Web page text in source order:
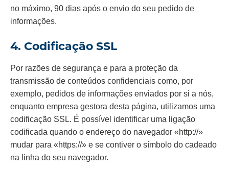
no máximo, 90 dias após o envio do seu pedido de
informações.
4. Codificação SSL
Por razões de segurança e para a proteção da
transmissão de conteúdos confidenciais como, por
exemplo, pedidos de informações enviados por si a nós,
enquanto empresa gestora desta página, utilizamos uma
codificação SSL. É possível identificar uma ligação
codificada quando o endereço do navegador «http://»
mudar para «https://» e se contiver o símbolo do cadeado
na linha do seu navegador.